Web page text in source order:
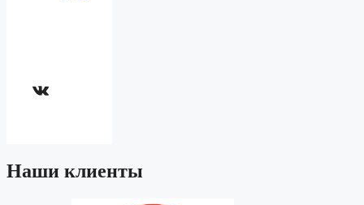
ВКонтакте
Наши клиенты